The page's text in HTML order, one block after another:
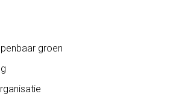
groen